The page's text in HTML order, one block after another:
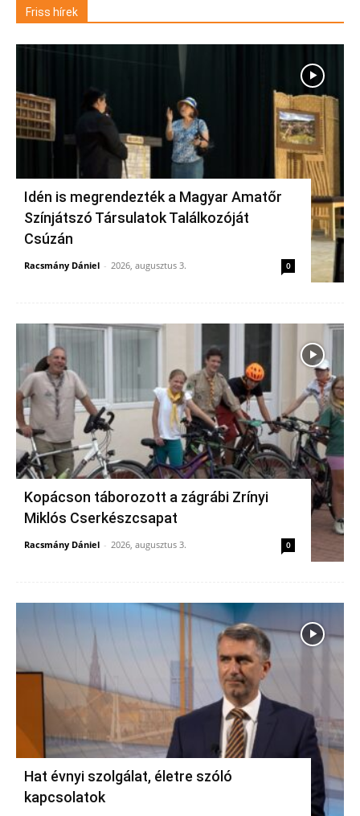
Friss hírek
Idén is megrendezték a Magyar Amatőr
Színjátszó Társulatok Találkozóját
Csúzán
Racsmány Dániel - 2026, augusztus 3. 0
Kopácson táborozott a zágrábi Zrínyi
Miklós Cserkészcsapat
Racsmány Dániel - 2026, augusztus 3. 0
Hat évnyi szolgálat, életre szóló
kapcsolatok